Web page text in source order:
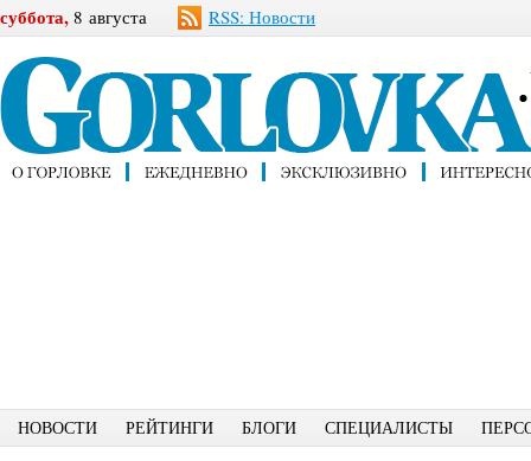
суббота, 8 августа RSS: Новости
НОВОСТИ РЕЙТИНГИ БЛОГИ СПЕЦИАЛИСТЫ